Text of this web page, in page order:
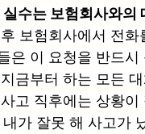
실수는 보험회사와의
보험회사에서 전
은 이 요청을 반드
금부터 하는 모든
고 직후에는 상황
내가 잘못 해 사고가